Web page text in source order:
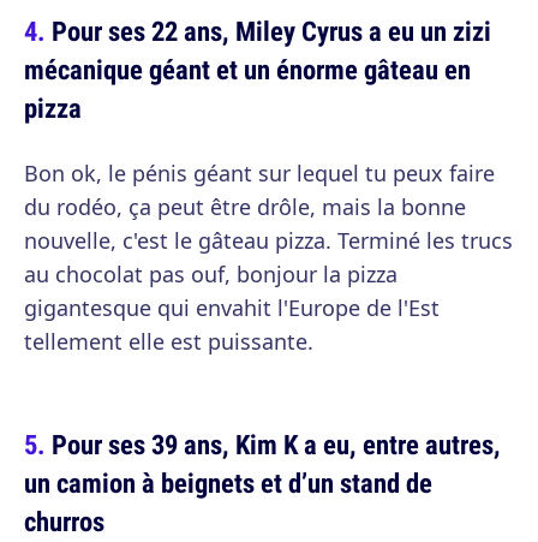
Pour ses 22 ans, Miley Cyrus a eu un zizi
mécanique géant et un énorme gâteau en
pizza
Bon ok, le pénis géant sur lequel tu peux faire
du rodéo, ça peut être drôle, mais la bonne
nouvelle, c'est le gâteau pizza. Terminé les trucs
au chocolat pas ouf, bonjour la pizza
gigantesque qui envahit l'Europe de l'Est
tellement elle est puissante.
Pour ses 39 ans, Kim K a eu, entre autres,
un camion à beignets et d’un stand de
churros